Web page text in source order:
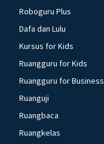
Roboguru Plus
Dafa dan Lulu
Kursus for Kids
Ruangguru for Kids
Ruangguru for Business
Ruanguji
Ruangbaca
Ruangkelas